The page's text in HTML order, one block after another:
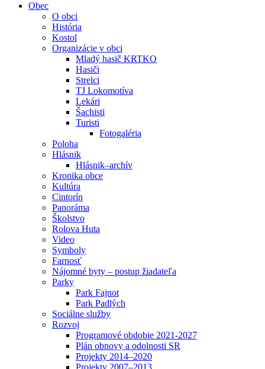
Obec
O obci
História
Kostol
Organizácie v obci
Mladý hasič KRTKO
Hasiči
Strelci
TJ Lokomotíva
Lekári
Šachisti
Turisti
Fotogaléria
Poloha
Hlásnik
Hlásnik–archív
Kronika obce
Kultúra
Cintorín
Panoráma
Školstvo
Rolova Huta
Video
Symboly
Farnosť
Nájomné byty – postup žiadateľa
Parky
Park Fajnot
Park Padlých
Sociálne služby
Rozvoj
Programové obdobie 2021-2027
Plán obnovy a odolnosti SR
Projekty 2014–2020
Projekty 2007–2013